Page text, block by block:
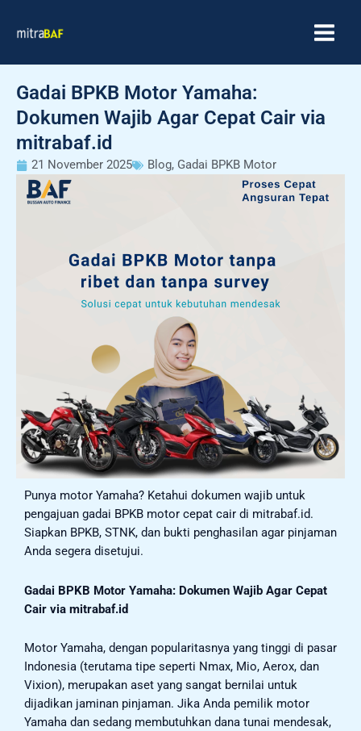
Gadai BPKB Motor Yamaha:
Dokumen Wajib Agar Cepat Cair via
mitrabaf.id
21 November 2025 Blog, Gadai BPKB Motor
Punya motor Yamaha? Ketahui dokumen wajib untuk
pengajuan gadai BPKB motor cepat cair di mitrabaf.id.
Siapkan BPKB, STNK, dan bukti penghasilan agar pinjaman
Anda segera disetujui.
Gadai BPKB Motor Yamaha: Dokumen Wajib Agar Cepat
Cair via mitrabaf.id
Motor Yamaha, dengan popularitasnya yang tinggi di pasar
Indonesia (terutama tipe seperti Nmax, Mio, Aerox, dan
Vixion), merupakan aset yang sangat bernilai untuk
dijadikan jaminan pinjaman. Jika Anda pemilik motor
Yamaha dan sedang membutuhkan dana tunai mendesak,